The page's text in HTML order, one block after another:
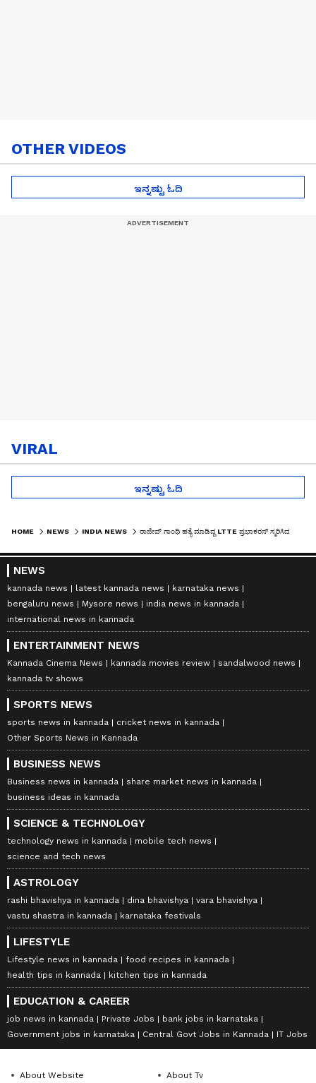
OTHER VIDEOS
ಇನ್ನಷ್ಟು ಓದಿ
VIRAL
ಇನ್ನಷ್ಟು ಓದಿ
HOME NEWS INDIA NEWS
NEWS
kannada news latest kannada news
karnataka news
bengaluru news
Mysore news
india news in kannada
international news in kannada
ENTERTAINMENT NEWS
Kannada Cinema News kannada movies review
sandalwood news
kannada tv shows
SPORTS NEWS
sports news in kannada
cricket news in kannada
Other Sports News in Kannada
BUSINESS NEWS
Business news in kannada
share market news in kannada
business ideas in kannada
SCIENCE & TECHNOLOGY
technology news in kannada
mobile tech news
science and tech news
ASTROLOGY
rashi bhavishya in kannada dina bhavishya
vara bhavishya
vastu shastra in kannada
karnataka festivals
LIFESTYLE
Lifestyle news in kannada
food recipes in kannada
health tips in kannada
kitchen tips in kannada
EDUCATION & CAREER
job news in kannada Private Jobs
bank jobs in karnataka
Government jobs in karnataka
Central Govt Jobs in Kannada IT Jobs
About Website About Tv